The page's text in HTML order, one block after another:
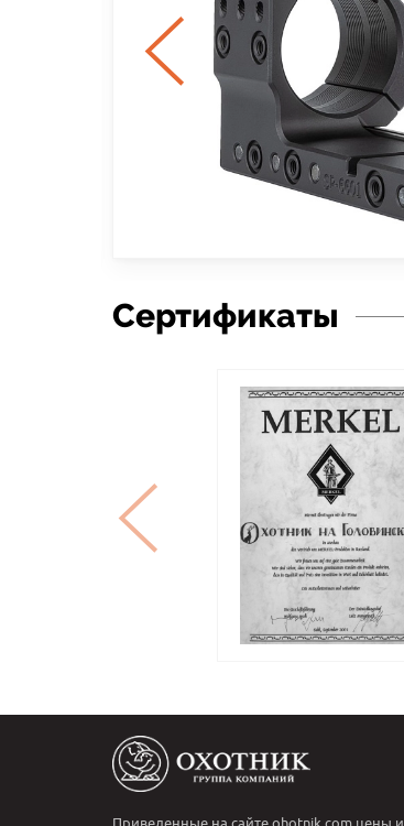
Сертификаты